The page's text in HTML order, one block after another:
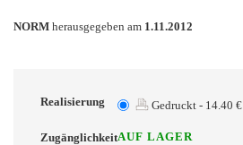
NORM herausgegeben am 1.11.2012
Realisierung Gedruckt - 14.40 €
ZugänglichkeitAUF LAGER